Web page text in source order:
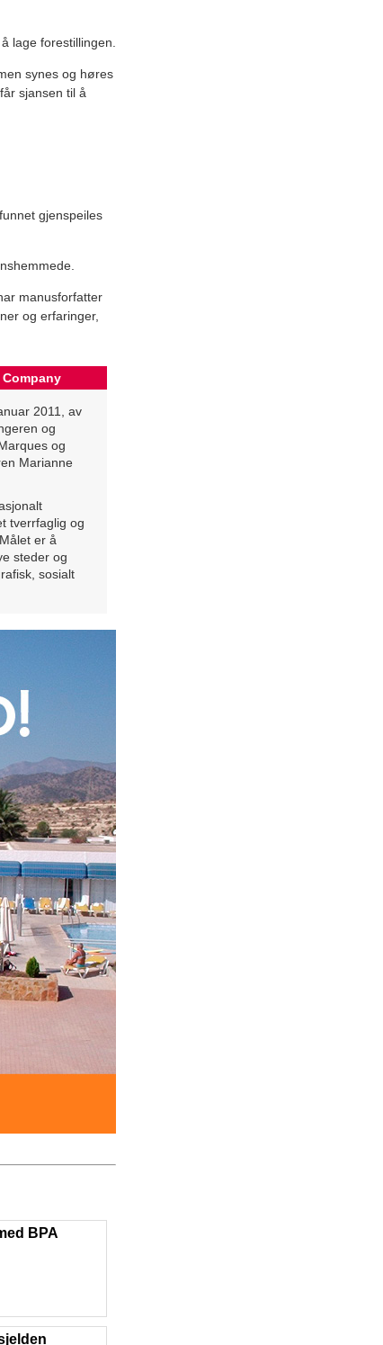
lage forestillingen.
synes og høres
sjansen til å
gjenspeiles
manusforfatter
og erfaringer,
2011, av
og
og
Marianne
tverrfaglig og
er å
steder og
sosialt
BPA